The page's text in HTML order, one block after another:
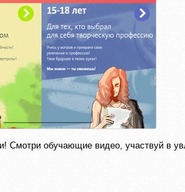
Смотри обучающие видео, участвуй в